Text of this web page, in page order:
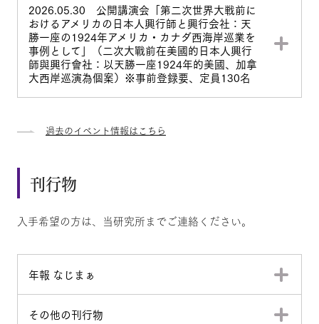
2026.05.30 公開講演会「第二次世界大戦前に
おけるアメリカの日本人興行師と興行会社：天
勝一座の1924年アメリカ・カナダ西海岸巡業を
事例として」（二次大戰前在美國的日本人興行
師與興行會社：以天勝一座1924年的美國、加拿
大西岸巡演為個案）※事前登録要、定員130名
過去のイベント情報はこちら
刊行物
入手希望の方は、当研究所までご連絡ください。
年報 なじまぁ
その他の刊行物